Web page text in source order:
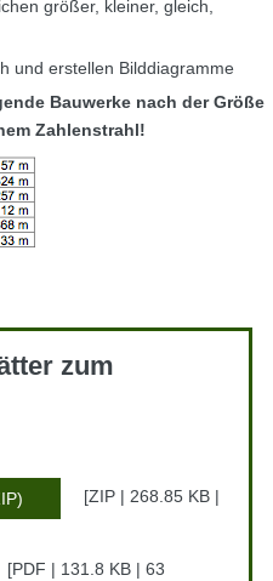
größer, kleiner, gleich,
und erstellen Bilddiagramme
Bauwerke nach der Größe
Zahlenstrahl!
zum
ZIP | 268.85 KB |
PDF | 131.8 KB | 63